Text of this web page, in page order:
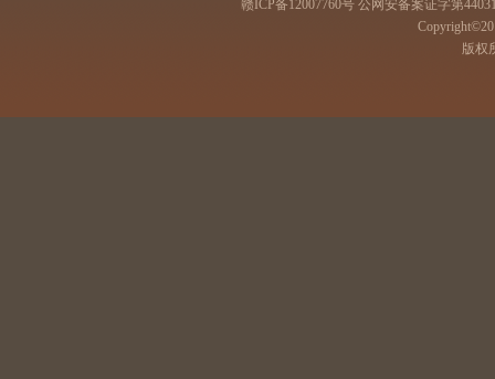
赣ICP备12007760号 公网安备案证字第
版权